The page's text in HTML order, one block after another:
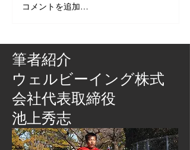
コメントを追加…
筆者紹介
​ウェルビーイング株式
会社代表取締役
池上秀志